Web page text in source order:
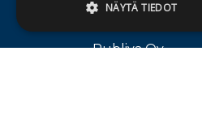
Publiva Oy
NÄYTÄ TIEDOT